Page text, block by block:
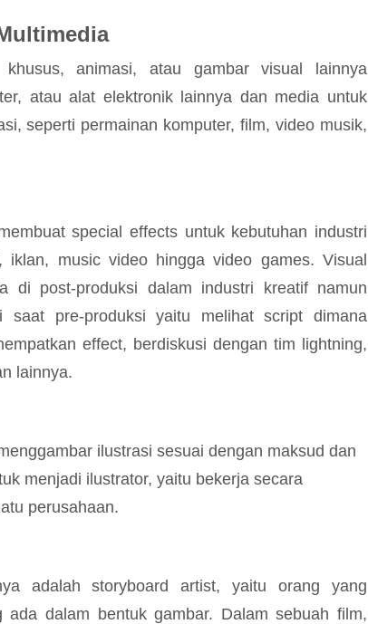
animasi, atau gambar visual lainnya
atau alat elektronik lainnya dan media untuk
seperti permainan komputer, film, video musik,
special effects untuk kebutuhan industri
iklan, music video hingga video games. Visual
di post-produksi dalam industri kreatif namun
pre-produksi yaitu melihat script dimana
effect, berdiskusi dengan tim lightning,
lainnya.
ilustrasi sesuai dengan maksud dan
menjadi ilustrator, yaitu bekerja secara
perusahaan.
adalah storyboard artist, yaitu orang yang
ada dalam bentuk gambar. Dalam sebuah film,